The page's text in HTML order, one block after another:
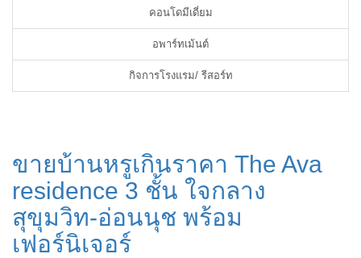
คอนโดมีเดี่ยม
อพาร์ทเม้นต์
กิจการโรงแรม/ รีสอร์ท
ขายบ้านหรูเกินราคา The Ava
residence 3 ชั้น ใจกลาง
สุขุมวิท-อ่อนนุช พร้อม
เฟอร์นิเจอร์